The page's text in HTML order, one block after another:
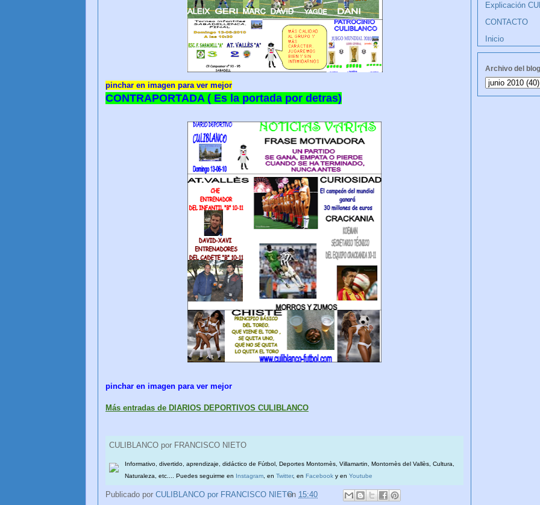
pinchar en imagen para ver mejor
CONTRAPORTADA ( Es la portada por detras)
pinchar en imagen para ver mejor
Más entradas de DIARIOS DEPORTIVOS CULIBLANCO
CULIBLANCO por FRANCISCO NIETO
Informativo, divertido, aprendizaje, didáctico de Fútbol, Deportes Montornès, Villamartin, Montornès del Vallès, Cultura,
Naturaleza, etc.... Puedes seguirme en
Instagram, en Twitter, en Facebook y en Youtube
Publicado por CULIBLANCO por FRANCISCO NIETO
en 15:40
Explicación
CONTACTO
Inicio
Archivo del blog